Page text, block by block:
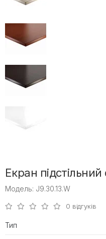
Екран
Модель: J9.30.13.W
0 відгуків
Тип